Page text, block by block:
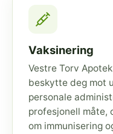
Vaksinering
Vestre Torv
beskytte deg mot
personale
profesjonell måte,
om immunisering